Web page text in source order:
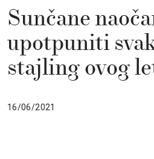
Sunčane
upotpuniti
stajling ovog
16/06/2021